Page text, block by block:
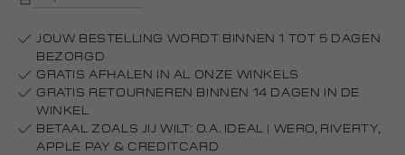
JOUW BESTELLING WORDT BINNEN 1 TOT 5 DAGEN
BEZORGD
GRATIS AFHALEN IN AL ONZE WINKELS
GRATIS RETOURNEREN BINNEN 14 DAGEN IN DE
WINKEL
BETAAL ZOALS JIJ WILT: O.A. IDEAL | WERO, RIVERTY,
APPLE PAY & CREDITCARD